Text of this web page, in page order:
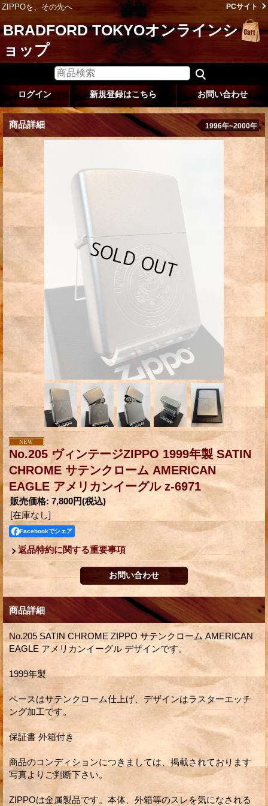
ZIPPOを、その先へ PCサイト
BRADFORD TOKYOオンラインシ
ョップ
ログイン 新規登録はこちら お問い合わせ
商品詳細 1996年~2000年
No.205 ヴィンテージZIPPO 1999年製 SATIN
CHROME サテンクローム AMERICAN
EAGLE アメリカンイーグル z-6971
販売価格: 7,800円(税込)
[在庫なし]
Facebookでシェア
返品特約に関する重要事項
商品詳細
No.205 SATIN CHROME ZIPPO サテンクローム AMERICAN
EAGLE アメリカンイーグル デザインです。
1999年製
ベースはサテンクローム仕上げ、デザインはラスターエッチ
ング加工です。
保証書 外箱付き
商品のコンディションにつきましては、掲載されております
写真よりご判断下さい。
ZIPPOは金属製品です。本体、外箱等のスレを気になされる